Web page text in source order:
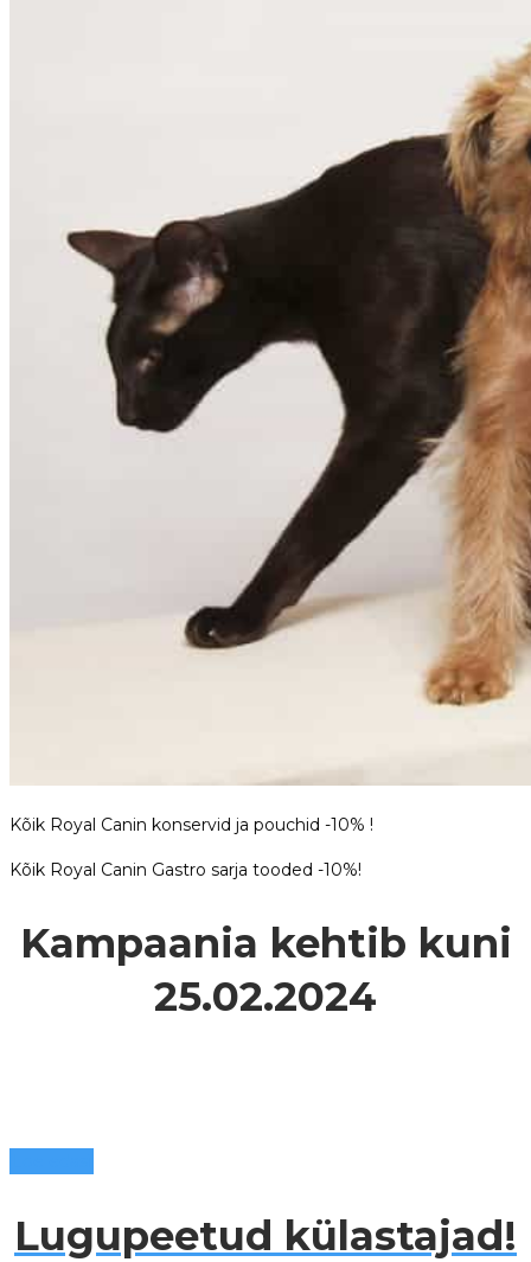
Kõik Royal Canin konservid ja pouchid -10% !
Kõik Royal Canin Gastro sarja tooded -10%!
Kampaania kehtib kuni
25.02.2024
Lugupeetud külastajad!